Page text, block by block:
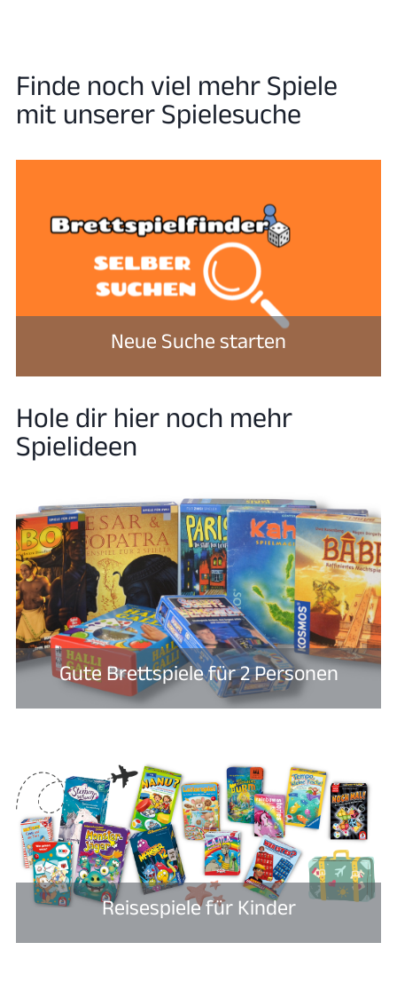
Finde noch viel mehr Spiele
mit unserer Spielesuche
Neue Suche starten
Hole dir hier noch mehr
Spielideen
Gute Brettspiele für 2 Personen​
Reisespiele für Kinder